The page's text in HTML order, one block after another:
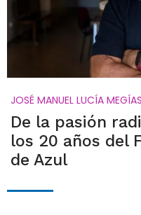
JOSÉ MANUEL LUCÍA MEGÍAS
De la pasión
los 20 años del
de Azul